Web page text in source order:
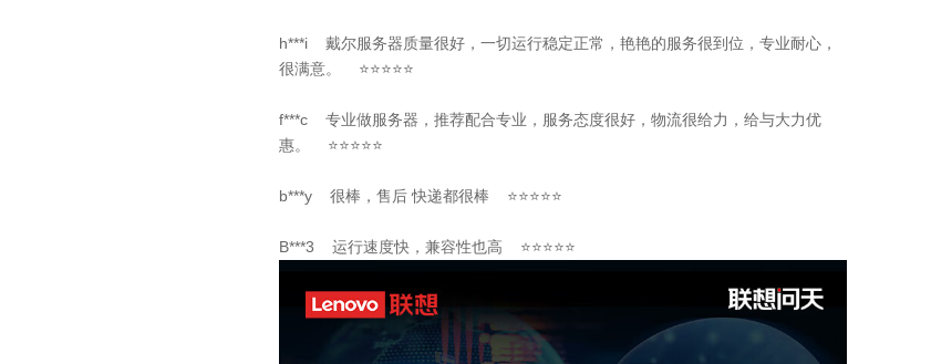
h***i 戴尔服务器质量很好，一切运行稳定正常，艳艳的服务很到位，专业耐心，
很满意。 ⭐⭐⭐⭐⭐
f***c 专业做服务器，推荐配合专业，服务态度很好，物流很给力，给与大力优
惠。 ⭐⭐⭐⭐⭐
b***y 很棒，售后 快递都很棒 ⭐⭐⭐⭐⭐
B***3 运行速度快，兼容性也高 ⭐⭐⭐⭐⭐